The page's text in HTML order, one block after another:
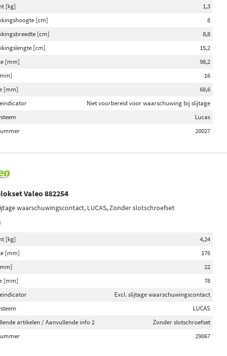
[kg]
1,3
[cm]
8
[cm]
8,8
[cm]
15,2
[mm]
98,2
16
[mm]
68,6
Niet voorbereid voor waarschuwing bij slijtage
Lucas
20027
Valeo 882254
waarschuwingscontact, LUCAS, Zonder slotschroefset
[kg]
4,24
[mm]
176
22
[mm]
78
Excl. slijtage waarschuwingscontact
LUCAS
artikelen / Aanvullende info 2
Zonder slotschroefset
29067